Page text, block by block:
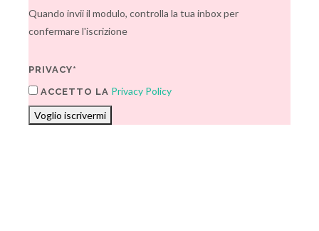
Quando invii il modulo, controlla la tua inbox per
confermare l'iscrizione
PRIVACY*
ACCETTO LA Privacy Policy
Voglio iscrivermi